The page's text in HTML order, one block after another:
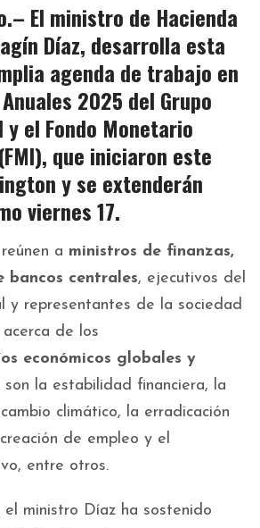
El ministro de Hacienda
Díaz, desarrolla esta
agenda de trabajo en
2025 del Grupo
y el Fondo Monetario
que iniciaron este
y se extenderán
viernes 17.
a ministros de finanzas,
bancos centrales, ejecutivos del
y representantes de la sociedad
de los
económicos globales y
son la estabilidad financiera, la
climático, la erradicación
de empleo y el
entre otros.
ministro Díaz ha sostenido